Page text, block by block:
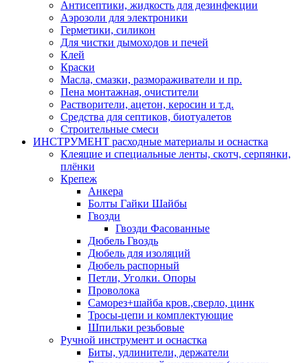
Антисептики, жидкость для дезинфекции
Аэрозоли для электроники
Герметики, силикон
Для чистки дымоходов и печей
Клей
Краски
Масла, смазки, размораживатели и пр.
Пена монтажная, очистители
Растворители, ацетон, керосин и т.д.
Средства для септиков, биотуалетов
Строительные смеси
ИНСТРУМЕНТ расходные материалы и оснастка
Клеящие и специальные ленты, скотч, серпянки,
плёнки
Крепеж
Анкера
Болты Гайки Шайбы
Гвозди
Гвозди Фасованные
Дюбель Гвоздь
Дюбель для изоляций
Дюбель распорный
Петли, Уголки. Опоры
Проволока
Саморез+шайба кров.,сверло, цинк
Тросы-цепи и комплектующие
Шпильки резьбовые
Ручной инструмент и оснастка
Биты, удлинители, держатели